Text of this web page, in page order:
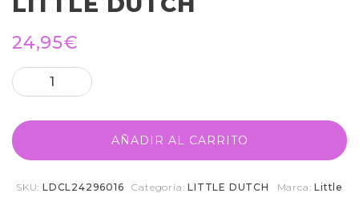
24,95€
AÑADIR AL CARRITO
SKU: LDCL24296016 Categoría:LITTLE DUTCH Marca:Little